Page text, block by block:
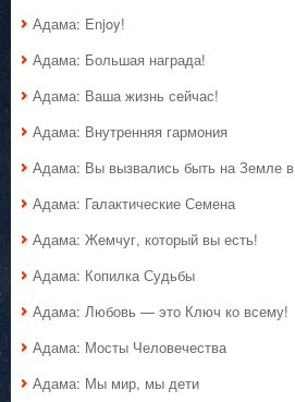
Адама: Enjoy!
Адама: Большая награда!
Адама: Ваша жизнь сейчас!
Адама: Внутренняя гармония
Адама: Вы вызвались быть на Земле
Адама: Галактические Семена
Адама: Жемчуг, который вы есть!
Адама: Копилка Судьбы
Адама: Любовь — это Ключ ко всему!
Адама: Мосты Человечества
Адама: Мы мир, мы дети